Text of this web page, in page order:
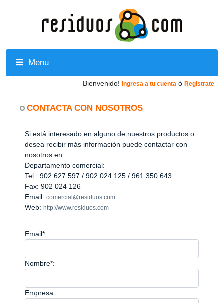
Menu
Bienvenido! Ingresa a tu cuenta ó Registrate
CONTACTA CON NOSOTROS
Si está interesado en alguno de nuestros productos o
desea recibir más información puede contactar con
nosotros en:
Departamento comercial:
Tel.: 902 627 597 / 902 024 125 / 961 350 643
Fax: 902 024 126
Email: comercial@residuos.com
Web: http://www.residuos.com
Email*
Nombre*:
Empresa: